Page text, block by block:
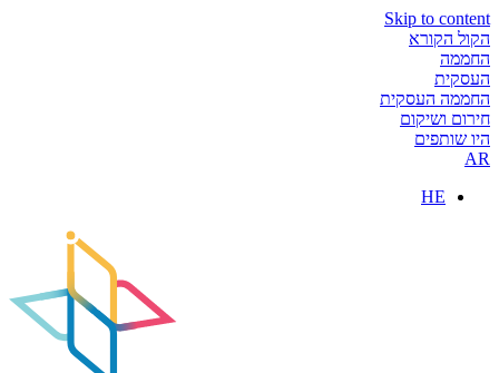
Skip to content
הקול הקורא
החממה
העסקית
החממה העסקית
חירום ושיקום
היו שותפים
AR
HE